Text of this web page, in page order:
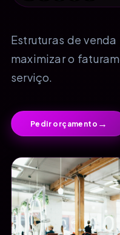
Estruturas de
maximizar o
serviço.
Pedir orçamento →